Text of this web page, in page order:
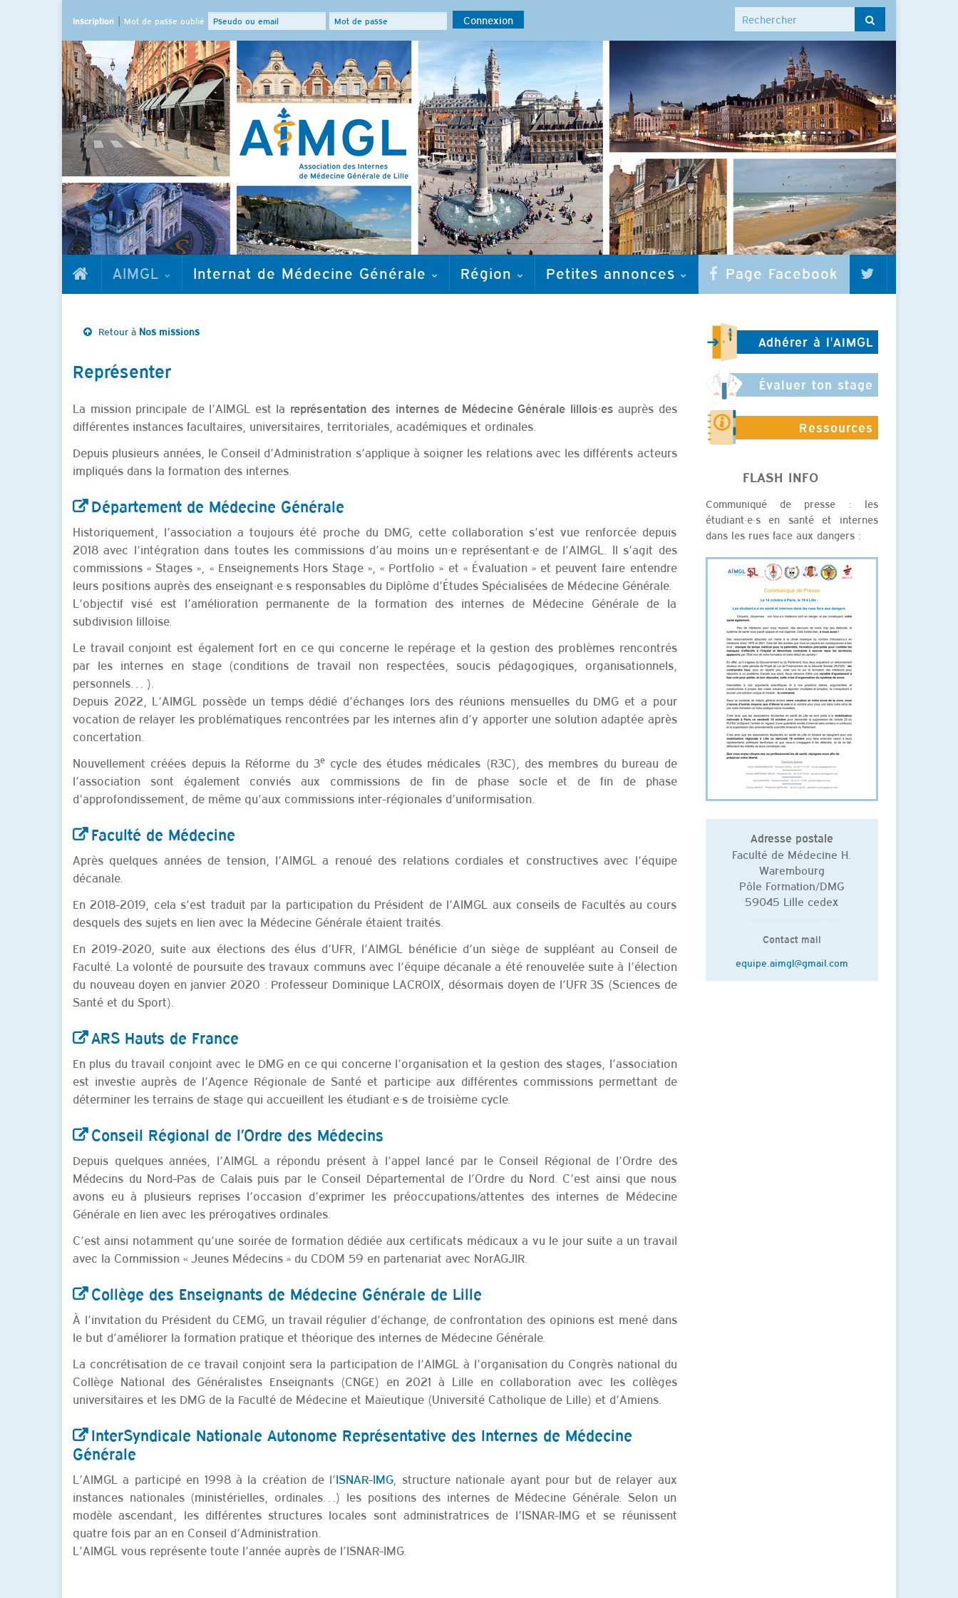
Inscription | Mot de passe oublié Search for:
AIMGL Internat de Médecine Générale Région Petites annonces Page Facebook
Retour à Nos missions
Représenter
La mission principale de l’AIMGL est la représentation des internes de Médecine Générale lillois·es auprès des
différentes instances facultaires, universitaires, territoriales, académiques et ordinales.
Depuis plusieurs années, le Conseil d’Administration s’applique à soigner les relations avec les différents acteurs
impliqués dans la formation des internes.
Département de Médecine Générale
Historiquement, l’association a toujours été proche du DMG, cette collaboration s’est vue renforcée depuis
2018 avec l’intégration dans toutes les commissions d’au moins un·e représentant·e de l’AIMGL. Il s’agit des
commissions « Stages », « Enseignements Hors Stage », « Portfolio » et « Évaluation » et peuvent faire entendre
leurs positions auprès des enseignant·e·s responsables du Diplôme d’Études Spécialisées de Médecine Générale.
L’objectif visé est l’amélioration permanente de la formation des internes de Médecine Générale de la
subdivision lilloise.
Le travail conjoint est également fort en ce qui concerne le repérage et la gestion des problèmes rencontrés
par les internes en stage (conditions de travail non respectées, soucis pédagogiques, organisationnels,
personnels… ).
Depuis 2022, L’AIMGL possède un temps dédié d’échanges lors des réunions mensuelles du DMG et a pour
vocation de relayer les problématiques rencontrées par les internes afin d’y apporter une solution adaptée après
concertation.
Nouvellement créées depuis la Réforme du 3e cycle des études médicales (R3C), des membres du bureau de
l’association sont également conviés aux commissions de fin de phase socle et de fin de phase
d’approfondissement, de même qu’aux commissions inter-régionales d’uniformisation.
Faculté de Médecine
Après quelques années de tension, l’AIMGL a renoué des relations cordiales et constructives avec l’équipe
décanale.
En 2018-2019, cela s’est traduit par la participation du Président de l’AIMGL aux conseils de Facultés au cours
desquels des sujets en lien avec la Médecine Générale étaient traités.
En 2019-2020, suite aux élections des élus d’UFR, l’AIMGL bénéficie d’un siège de suppléant au Conseil de
Faculté. La volonté de poursuite des travaux communs avec l’équipe décanale a été renouvelée suite à l’élection
du nouveau doyen en janvier 2020 : Professeur Dominique LACROIX, désormais doyen de l’UFR 3S (Sciences de
Santé et du Sport).
ARS Hauts de France
En plus du travail conjoint avec le DMG en ce qui concerne l’organisation et la gestion des stages, l’association
est investie auprès de l’Agence Régionale de Santé et participe aux différentes commissions permettant de
déterminer les terrains de stage qui accueillent les étudiant·e·s de troisième cycle.
Conseil Régional de l’Ordre des Médecins
Depuis quelques années, l’AIMGL a répondu présent à l’appel lancé par le Conseil Régional de l’Ordre des
Médecins du Nord-Pas de Calais puis par le Conseil Départemental de l’Ordre du Nord. C’est ainsi que nous
avons eu à plusieurs reprises l’occasion d’exprimer les préoccupations/attentes des internes de Médecine
Générale en lien avec les prérogatives ordinales.
C’est ainsi notamment qu’une soirée de formation dédiée aux certificats médicaux a vu le jour suite a un travail
avec la Commission « Jeunes Médecins » du CDOM 59 en partenariat avec NorAGJIR.
Collège des Enseignants de Médecine Générale de Lille
À l’invitation du Président du CEMG, un travail régulier d’échange, de confrontation des opinions est mené dans
le but d’améliorer la formation pratique et théorique des internes de Médecine Générale.
La concrétisation de ce travail conjoint sera la participation de l’AIMGL à l’organisation du Congrès national du
Collège National des Généralistes Enseignants (CNGE) en 2021 à Lille en collaboration avec les collèges
universitaires et les DMG de la Faculté de Médecine et Maïeutique (Université Catholique de Lille) et d’Amiens.
InterSyndicale Nationale Autonome Représentative des Internes de Médecine
Générale
L’AIMGL a participé en 1998 à la création de l’ISNAR-IMG, structure nationale ayant pour but de relayer aux
instances nationales (ministérielles, ordinales…) les positions des internes de Médecine Générale. Selon un
modèle ascendant, les différentes structures locales sont administratrices de l’ISNAR-IMG et se réunissent
quatre fois par an en Conseil d’Administration.
L’AIMGL vous représente toute l’année auprès de l’ISNAR-IMG.
Adhérer à l'AIMGL
Évaluer ton stage
Ressources
FLASH INFO
Communiqué de presse : les
étudiant·e·s en santé et internes
dans les rues face aux dangers :
Adresse postale
Faculté de Médecine H.
Warembourg
Pôle Formation/DMG
59045 Lille cedex
Contact mail
equipe.aimgl@gmail.com